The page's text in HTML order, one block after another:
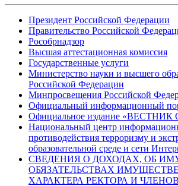
Президент Российской Федерации
Правительство Российской
Рособрнадзор
Высшая аттестационная комиссия
Государственные услуги
Министерство науки и высшего
Российской Федерации
Минпросвещения Российской
Официальный информационный
Официальное издание
Национальный центр
противодействия терроризму и
образовательной среде и сети
СВЕДЕНИЯ О ДОХОДАХ, ОБ
ОБЯЗАТЕЛЬСТВАХ
ХАРАКТЕРА РЕКТОРА И